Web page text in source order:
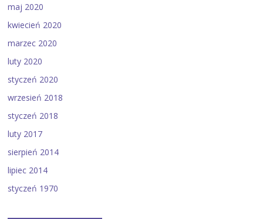
maj 2020
kwiecień 2020
marzec 2020
luty 2020
styczeń 2020
wrzesień 2018
styczeń 2018
luty 2017
sierpień 2014
lipiec 2014
styczeń 1970